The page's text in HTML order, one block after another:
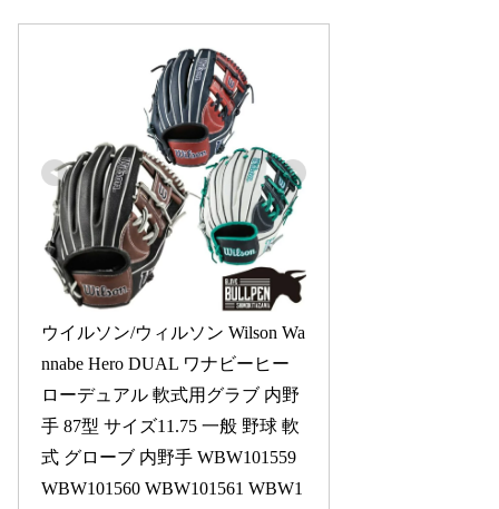
ウイルソン/ウィルソン Wilson Wa
nnabe Hero DUAL ワナビーヒー
ローデュアル 軟式用グラブ 内野
手 87型 サイズ11.75 一般 野球 軟
式 グローブ 内野手 WBW101559
WBW101560 WBW101561 WBW1